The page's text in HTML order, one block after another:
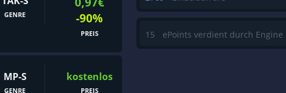
GENRE
-90%
PREIS
MP-S
GENRE
kostenlos
PREIS
15 ePoints verdient durch Engine